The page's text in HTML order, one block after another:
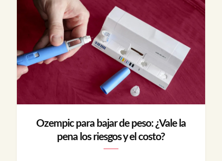
Ozempic para bajar de peso: ¿Vale la
pena los riesgos y el costo?